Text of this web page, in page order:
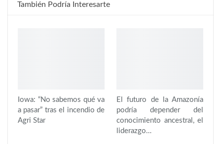
También Podría Interesarte
Iowa: “No sabemos qué va
a pasar” tras el incendio de
Agri Star
El futuro de la Amazonía
podría depender del
conocimiento ancestral, el
liderazgo…